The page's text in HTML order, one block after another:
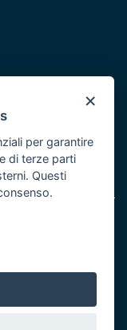
2014/2020 -
×
per garantire
di terze parti
Questi